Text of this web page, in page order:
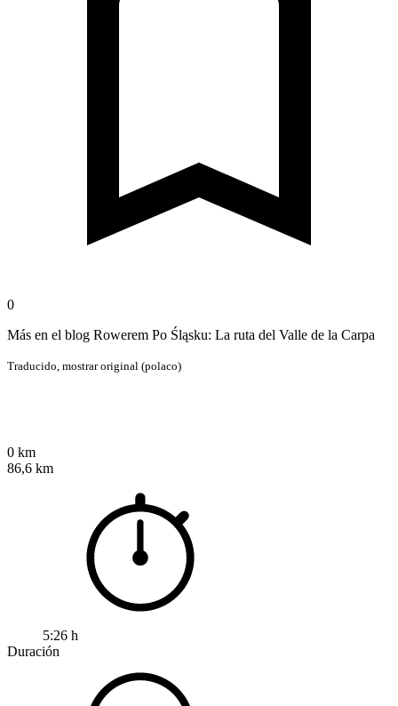
0
Más en el blog Rowerem Po Śląsku: La ruta del Valle de la Carpa
Traducido, mostrar original (polaco)
0 km
86,6 km
5:26 h
Duración